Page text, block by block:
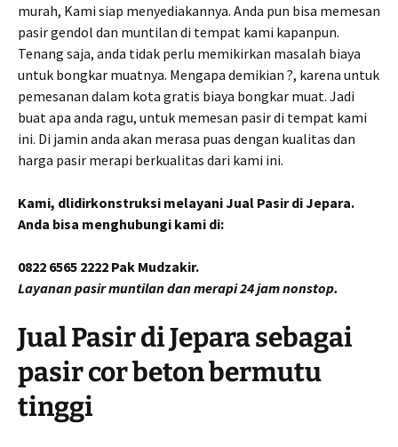
murah, Kami siap menyediakannya. Anda pun bisa memesan
pasir gendol dan muntilan di tempat kami kapanpun.
Tenang saja, anda tidak perlu memikirkan masalah biaya
untuk bongkar muatnya. Mengapa demikian ?, karena untuk
pemesanan dalam kota gratis biaya bongkar muat. Jadi
buat apa anda ragu, untuk memesan pasir di tempat kami
ini. Di jamin anda akan merasa puas dengan kualitas dan
harga pasir merapi berkualitas dari kami ini.
Kami, dlidirkonstruksi melayani Jual Pasir di Jepara.
Anda bisa menghubungi kami di:
0822 6565 2222 Pak Mudzakir.
Layanan pasir muntilan dan merapi 24 jam nonstop.
Jual Pasir di Jepara sebagai
pasir cor beton bermutu
tinggi